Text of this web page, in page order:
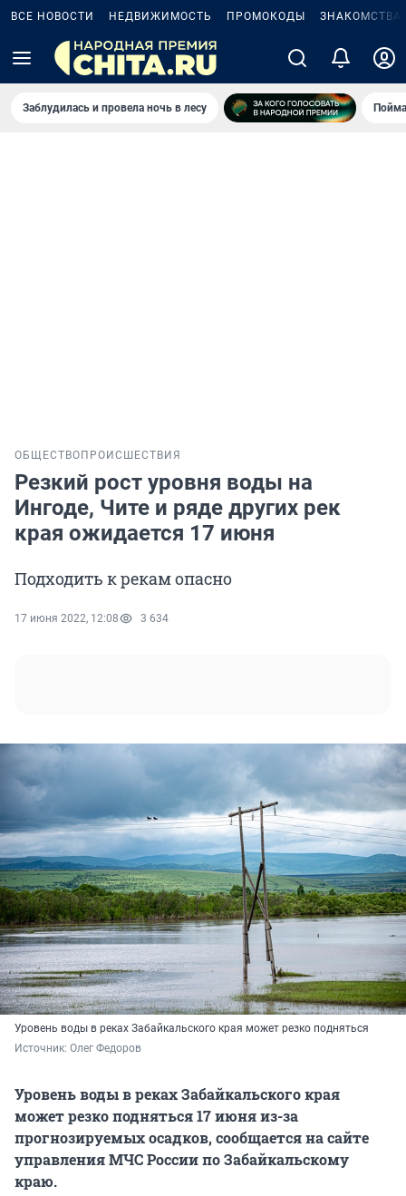
ВСЕ НОВОСТИ НЕДВИЖИМОСТЬ ПРОМОКОДЫ ЗНАКОМСТВА
Заблудилась и провела ночь в лесу
ОБЩЕСТВО ПРОИСШЕСТВИЯ
Резкий рост уровня воды на
Ингоде, Чите и ряде других рек
края ожидается 17 июня
Подходить к рекам опасно
17 июня 2022, 12:08 3 634
Уровень воды в реках Забайкальского края может резко подняться
Источник: Олег Федоров
Уровень воды в реках Забайкальского края
может резко подняться 17 июня из-за
прогнозируемых осадков, сообщается на сайте
управления МЧС России по Забайкальскому
краю.